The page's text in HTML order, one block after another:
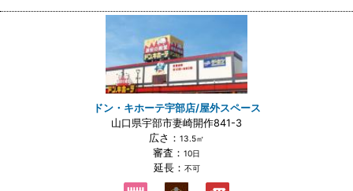
ドン・キホーテ宇部店/屋外スペース
山口県宇部市妻崎開作841-3
広さ： 13.5㎡
審査： 10日
延長： 不可